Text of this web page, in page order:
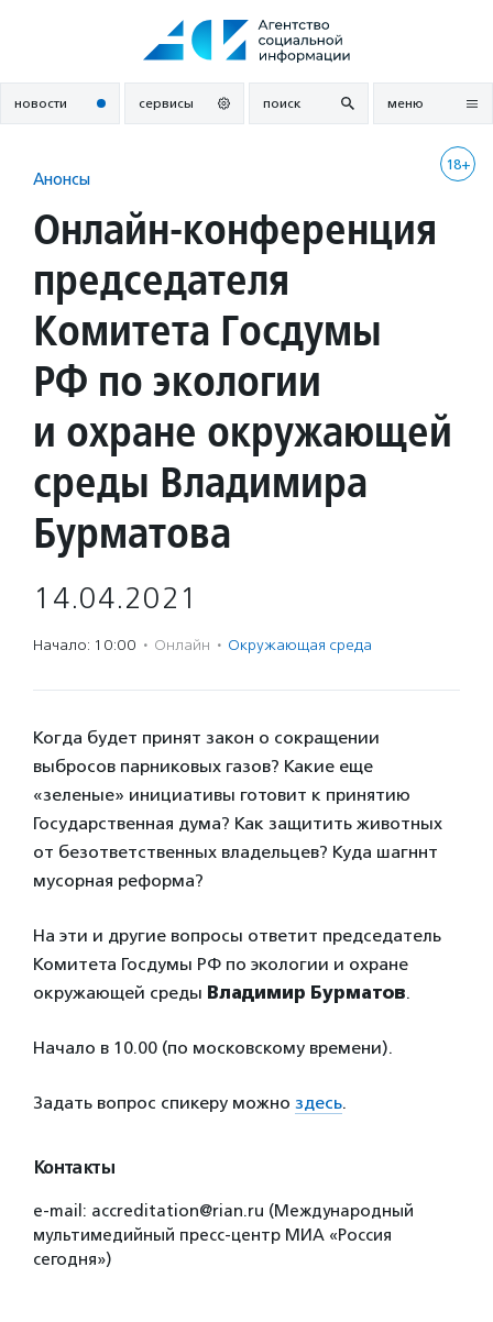
новости сервисы поиск меню
18+
Анонсы
Онлайн-конференция
председателя
Комитета Госдумы
РФ по экологии
и охране окружающей
среды Владимира
Бурматова
14.04.2021
Начало: 10:00 · Онлайн · Окружающая среда
Когда будет принят закон о сокращении
выбросов парниковых газов? Какие еще
«зеленые» инициативы готовит к принятию
Государственная дума? Как защитить животных
от безответственных владельцев? Куда шагннт
мусорная реформа?
На эти и другие вопросы ответит председатель
Комитета Госдумы РФ по экологии и охране
окружающей среды Владимир Бурматов.
Начало в 10.00 (по московскому времени).
Задать вопрос спикеру можно здесь.
Контакты
e-mail: accreditation@rian.ru (Международный
мультимедийный пресс-центр МИА «Россия
сегодня»)